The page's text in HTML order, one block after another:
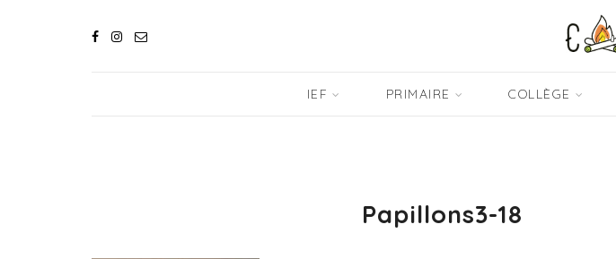
IEF PRIMAIRE COLLÈGE
Papillons3-18